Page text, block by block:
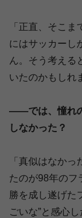
「正直、そこ
にはサッカーし
ん。そう考える
いたのかもしれ
――では、憧れ
しなかった？
「真似はなか
たのが98年のフ
勝を成し遂げた
ごいな”と感心